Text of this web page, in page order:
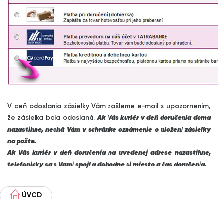
V deň odoslania zásielky Vám zašleme e-mail s upozornením,
že zásielka bola odoslaná.Ak Vás kuriér v deň doručenia doma
nazastihne, nechá Vám v schránke oznámenie o uložení zásielky
na pošte.
Ak Vás kuriér v deň doručenia na uvedenej adrese nazastihne,
telefonicky sa s Vami spojí a dohodne si miesto a čas doručenia.
ÚVOD